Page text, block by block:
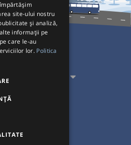
Călători
plăți cu
site-ului nostru
și analiză,
informații pe
care le-au
lor. Politica